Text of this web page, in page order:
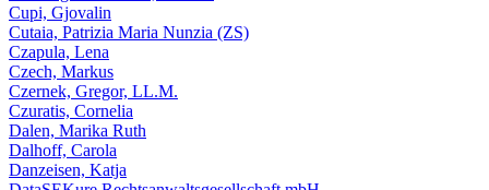
Cupi, Gjovalin
Cutaia, Patrizia Maria Nunzia (ZS)
Czapula, Lena
Czech, Markus
Czernek, Gregor, LL.M.
Czuratis, Cornelia
Dalen, Marika Ruth
Dalhoff, Carola
Danzeisen, Katja